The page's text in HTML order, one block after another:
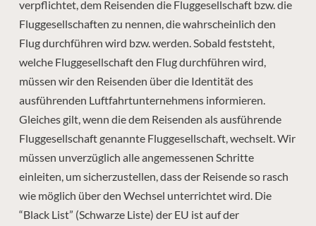
verpflichtet, dem Reisenden die Fluggesellschaft bzw. die
Fluggesellschaften zu nennen, die wahrscheinlich den
Flug durchführen wird bzw. werden. Sobald feststeht,
welche Fluggesellschaft den Flug durchführen wird,
müssen wir den Reisenden über die Identität des
ausführenden Luftfahrtunternehmens informieren.
Gleiches gilt, wenn die dem Reisenden als ausführende
Fluggesellschaft genannte Fluggesellschaft, wechselt. Wir
müssen unverzüglich alle angemessenen Schritte
einleiten, um sicherzustellen, dass der Reisende so rasch
wie möglich über den Wechsel unterrichtet wird. Die
“Black List” (Schwarze Liste) der EU ist auf der